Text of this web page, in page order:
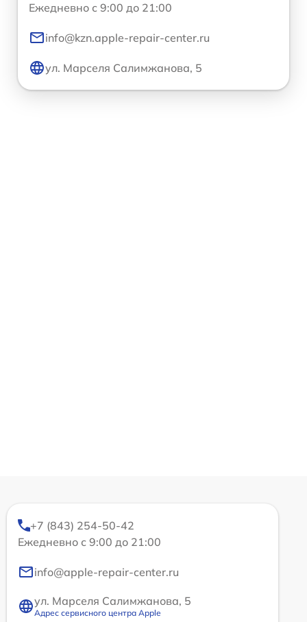
Ежедневно с 9:00 до 21:00
info@kzn.apple-repair-center.ru
ул. Марселя Салимжанова, 5
+7 (843) 254-50-42
Ежедневно с 9:00 до 21:00
info@apple-repair-center.ru
ул. Марселя Салимжанова, 5
Адрес сервисного центра Apple